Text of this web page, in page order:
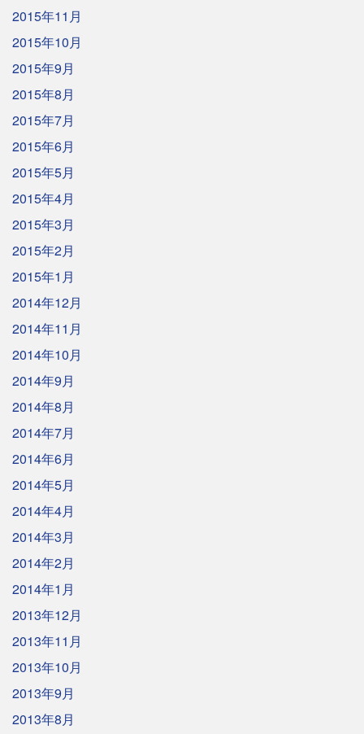
2015年11月
2015年10月
2015年9月
2015年8月
2015年7月
2015年6月
2015年5月
2015年4月
2015年3月
2015年2月
2015年1月
2014年12月
2014年11月
2014年10月
2014年9月
2014年8月
2014年7月
2014年6月
2014年5月
2014年4月
2014年3月
2014年2月
2014年1月
2013年12月
2013年11月
2013年10月
2013年9月
2013年8月